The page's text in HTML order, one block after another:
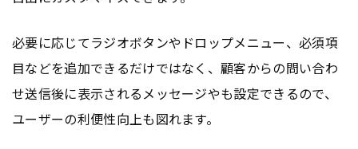
必要に応じてラジオボタンやドロップメニュー、必須項
目などを追加できるだけではなく、顧客からの問い合わ
せ送信後に表示されるメッセージやも設定できるので、
ユーザーの利便性向上も図れます。